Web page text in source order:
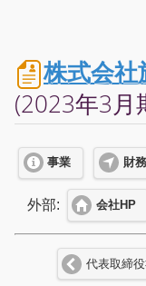
株式会社
(2023年3月
事業 財
外部: 会社HP
代表取締